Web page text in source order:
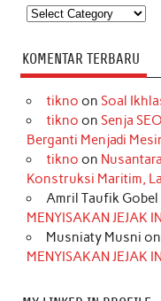
Kategori
KOMENTAR TERBARU
tikno on Soal
tikno on Senja
Berganti Menjadi
tikno on
Konstruksi Maritim,
Amril Taufik Gobel
MENYISAKAN JEJAK
Musniaty Musni on
MENYISAKAN JEJAK